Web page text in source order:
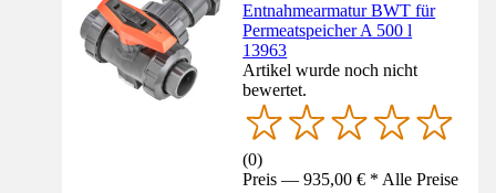
Entnahmearmatur BWT für
Permeatspeicher A 500 l
13963
Artikel wurde noch nicht
bewertet.
(0)
Preis — 935,00 € * Alle Preise